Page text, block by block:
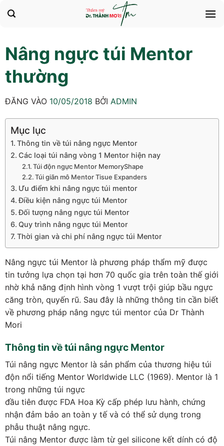
qua
Nâng ngực túi Mentor
thường
ĐĂNG VÀO 10/05/2018 BỞI ADMIN
Mục lục
Thông tin về túi nâng ngực Mentor
Các loại túi nâng vòng 1 Mentor hiện nay
Túi độn ngực Mentor MemoryShape
Túi giãn mô Mentor Tisue Expanders
Ưu điểm khi nâng ngực túi mentor
Điều kiện nâng ngực túi Mentor
Đối tượng nâng ngực túi Mentor
Quy trình nâng ngực túi Mentor
Thời gian và chi phí nâng ngực túi Mentor
Nâng ngực túi Mentor là phương pháp thẩm mỹ được
tin tưởng lựa chọn tại hơn 70 quốc gia trên toàn thế giới
nhờ khả năng định hình vòng 1 vượt trội giúp bầu ngực
căng tròn, quyến rũ. Sau đây là những thông tin cần biết
về phương pháp nâng ngực túi mentor của Dr Thành
Mori
Thông tin về túi nâng ngực Mentor
Túi nâng ngực Mentor là sản phẩm của thương hiệu túi
độn nổi tiếng Mentor Worldwide LLC (1969). Mentor là 1
trong những túi ngực
đầu tiên được FDA Hoa Kỳ cấp phép lưu hành, chứng
nhận đảm bảo an toàn y tế và có thể sử dụng trong
phẫu thuật nâng ngực.
Túi nâng Mentor được làm từ gel silicone kết dính có độ